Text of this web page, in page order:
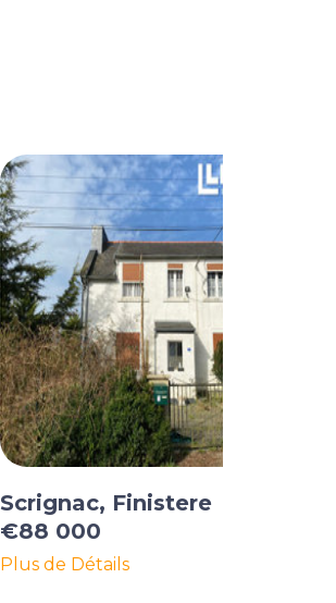
Scrignac, Finistere
€88 000
Plus de Détails